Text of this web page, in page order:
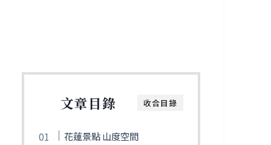
收合目錄
文章目錄
花蓮景點 山度空間